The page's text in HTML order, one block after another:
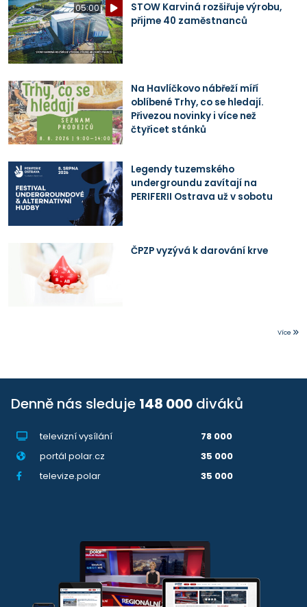
05:00
STOW Karviná rozšiřuje výrobu,
přijme 40 zaměstnanců
Na Havlíčkovo nábřeží míří
oblíbené Trhy, co se hledají.
Přivezou novinky i více než
čtyřicet stánků
Legendy tuzemského
undergroundu zavítají na
PERIFERII Ostrava už v sobotu
ČPZP vyzývá k darování krve
Více
Denně nás sleduje 148 000 diváků
televizní vysílání
78 000
portál polar.cz
35 000
televize.polar
35 000